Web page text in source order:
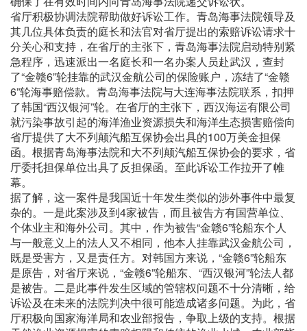
省厅积极协调法院帮助做好诉讼工作。青岛海事法院领导及
其几位具体负责的庭长和法官对省厅提出的索赔诉讼请求十
分关心和支持，在省厅的主张下，青岛海事法院启动特别紧
急程序，迅速派出一名庭长和一名办案人员赴武汉，查封
了“金赣6”轮挂靠的武汉金航公司的保险账户，冻结了“金赣
6”轮海事赔偿款。青岛海事法院与大连海事法院联系，扣押
了韩国“西汉银河”轮。在省厅的主张下，西汉海运有限公司
就污染事故引起的海洋渔业资源损失和海洋生态损害赔偿向
省厅提供了大不列颠汽船互保协会出具的100万美金担保
函。根据青岛海事法院和大不列颠汽船互保协会的要求，省
厅委托担保单位出具了反担保函。至此诉讼工作拉开了帷
幕。
据了解，这一案件是我国近十年发生类似的涉外事件中最复
杂的。一是此案涉及到4家被告，而且被告方有国营单位、
个体业主和海外公司。其中，作为被告“金赣6”轮船东个人
与一般意义上的法人又不相同，他本人挂靠武汉金航公司，
既是受害方，又是责任方。对韩国方来说，“金赣6”轮船东
是原告，对省厅来说，“金赣6”轮船东、“西汉银河”轮法人都
是被告。二是此事件发生区域的管辖权问题不十分清晰，给
诉讼及在未来的法院判决中很可能造成诸多问题。为此，省
厅积极向国家海洋局和农业部报告，争取上级的支持。根据